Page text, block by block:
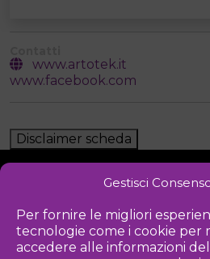
Gestisci
Per fornire le migliori
tecnologie come i cookie per
accedere alle informazioni del
www.artotek.it
www.facebook.com
Disclaimer scheda
PRIVACY